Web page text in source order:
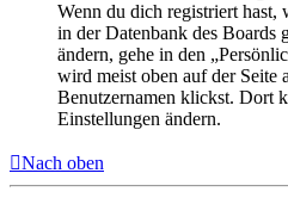
Wenn du dich registriert hast,
in der Datenbank des Boards
ändern, gehe in den
wird meist oben auf der Seite
Benutzernamen klickst. Dort
Einstellungen ändern.
Nach oben